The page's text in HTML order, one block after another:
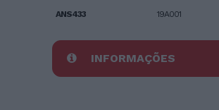
ANS433
19A001
INFORMAÇÕES